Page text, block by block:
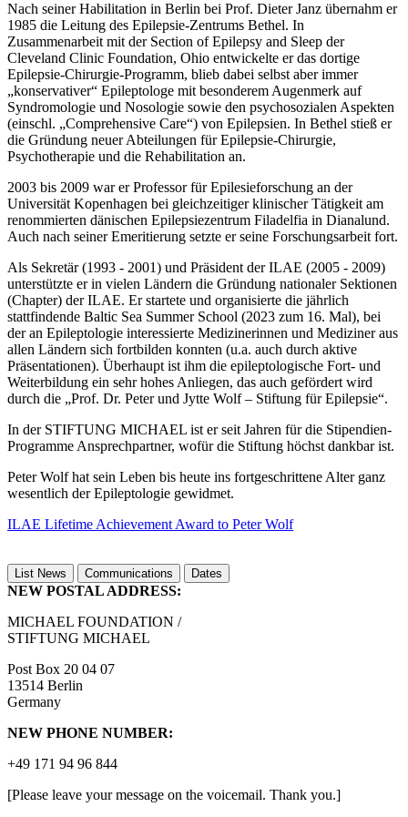
Nach seiner Habilitation in Berlin bei Prof. Dieter Janz übernahm er
1985 die Leitung des Epilepsie-Zentrums Bethel. In
Zusammenarbeit mit der Section of Epilepsy and Sleep der
Cleveland Clinic Foundation, Ohio entwickelte er das dortige
Epilepsie-Chirurgie-Programm, blieb dabei selbst aber immer
„konservativer“ Epileptologe mit besonderem Augenmerk auf
Syndromologie und Nosologie sowie den psychosozialen Aspekten
(einschl. „Comprehensive Care“) von Epilepsien. In Bethel stieß er
die Gründung neuer Abteilungen für Epilepsie-Chirurgie,
Psychotherapie und die Rehabilitation an.
2003 bis 2009 war er Professor für Epilesieforschung an der
Universität Kopenhagen bei gleichzeitiger klinischer Tätigkeit am
renommierten dänischen Epilepsiezentrum Filadelfia in Dianalund.
Auch nach seiner Emeritierung setzte er seine Forschungsarbeit fort.
Als Sekretär (1993 - 2001) und Präsident der ILAE (2005 - 2009)
unterstützte er in vielen Ländern die Gründung nationaler Sektionen
(Chapter) der ILAE. Er startete und organisierte die jährlich
stattfindende Baltic Sea Summer School (2023 zum 16. Mal), bei
der an Epileptologie interessierte Medizinerinnen und Mediziner aus
allen Ländern sich fortbilden konnten (u.a. auch durch aktive
Präsentationen). Überhaupt ist ihm die epileptologische Fort- und
Weiterbildung ein sehr hohes Anliegen, das auch gefördert wird
durch die „Prof. Dr. Peter und Jytte Wolf – Stiftung für Epilepsie“.
In der STIFTUNG MICHAEL ist er seit Jahren für die Stipendien-
Programme Ansprechpartner, wofür die Stiftung höchst dankbar ist.
Peter Wolf hat sein Leben bis heute ins fortgeschrittene Alter ganz
wesentlich der Epileptologie gewidmet.
ILAE Lifetime Achievement Award to Peter Wolf
List News Communications Dates
NEW POSTAL ADDRESS:
MICHAEL FOUNDATION /
STIFTUNG MICHAEL
Post Box 20 04 07
13514 Berlin
Germany
NEW PHONE NUMBER:
+49 171 94 96 844
[Please leave your message on the voicemail. Thank you.]